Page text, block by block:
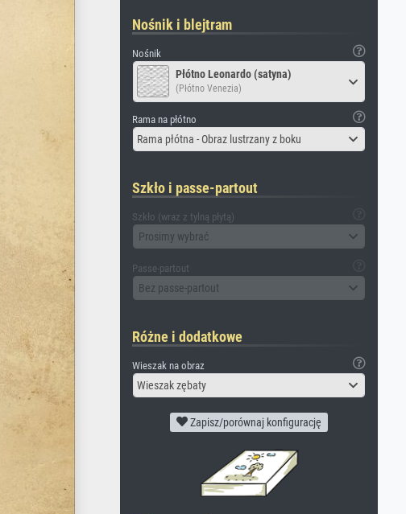
Nośnik i blejtram
Nośnik
Płótno Leonardo (satyna)
(Płótno Venezia)
Rama na płótno
Rama płótna - Obraz lustrzany z boku
Szkło i passe-partout
Szkło (wraz z tylną płytą)
Prosimy wybrać
Passe-partout
Bez passe-partout
Różne i dodatkowe
Wieszak na obraz
Wieszak zębaty
Zapisz/porównaj konfigurację